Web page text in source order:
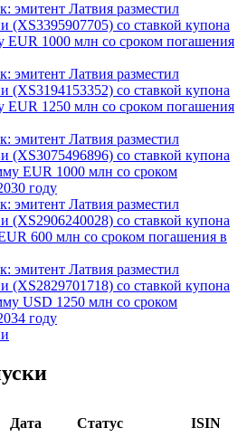
эмитент Латвия разместил
(XS3395907705) со ставкой купона
EUR 1000 млн со сроком погашения
эмитент Латвия разместил
(XS3194153352) со ставкой купона
EUR 1250 млн со сроком погашения
эмитент Латвия разместил
(XS3075496896) со ставкой купона
EUR 1000 млн со сроком
году
эмитент Латвия разместил
(XS2906240028) со ставкой купона
600 млн со сроком погашения в
эмитент Латвия разместил
(XS2829701718) со ставкой купона
USD 1250 млн со сроком
году
Дата Статус
ISIN